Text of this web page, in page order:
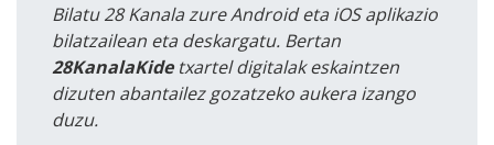
Bilatu 28 Kanala zure Android eta iOS aplikazio
bilatzailean eta deskargatu. Bertan
28KanalaKidetxartel digitalak eskaintzen
dizuten abantailez gozatzeko aukera izango
duzu.